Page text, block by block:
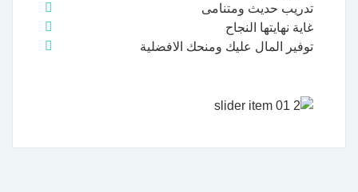
تدريب حديث ومتنامى
غاية نهايتها النجاح
توفير المال عليك ومنحك الافضلية